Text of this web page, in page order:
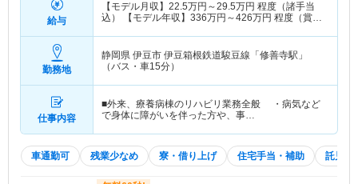
給与
【モデル月収】 22.5万円～29.5万円 程度（諸手当
込） 【モデル年収】 336万円～426万円 程度（賞与
勤務地
静岡県 伊豆市 伊豆箱根鉄道駿豆線「修善寺駅」
（バス・車15分）
仕事内容
■外来、療養病棟のリハビリ業務全般 ・病気など
で身体に障がいを伴った方や、事…
車通勤可 残業少なめ 寮・借り上げ 住宅手当・補助 託児所